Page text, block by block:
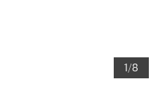
1/8